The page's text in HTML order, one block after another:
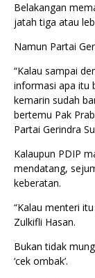
Belakangan
jatah tiga atau
Namun Partai
“Kalau sampai
informasi apa itu
kemarin sudah
bertemu Pak
Partai Gerindra
Kalaupun PDIP
mendatang,
keberatan.
“Kalau menteri
Zulkifli Hasan.
Bukan tidak
‘cek ombak’.